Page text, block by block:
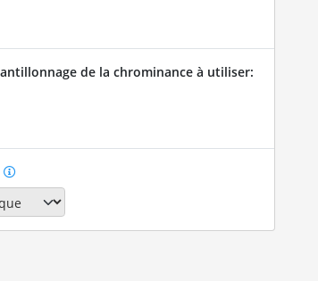
de la chrominance à utiliser: